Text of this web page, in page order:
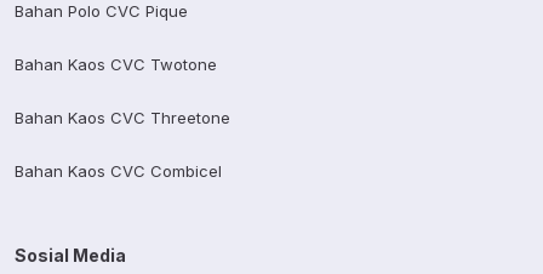
Bahan Polo CVC Pique
Bahan Kaos CVC Twotone
Bahan Kaos CVC Threetone
Bahan Kaos CVC Combicel
Sosial Media